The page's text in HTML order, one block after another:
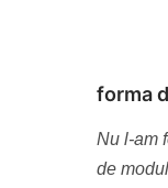
forma
Nu l-am
de